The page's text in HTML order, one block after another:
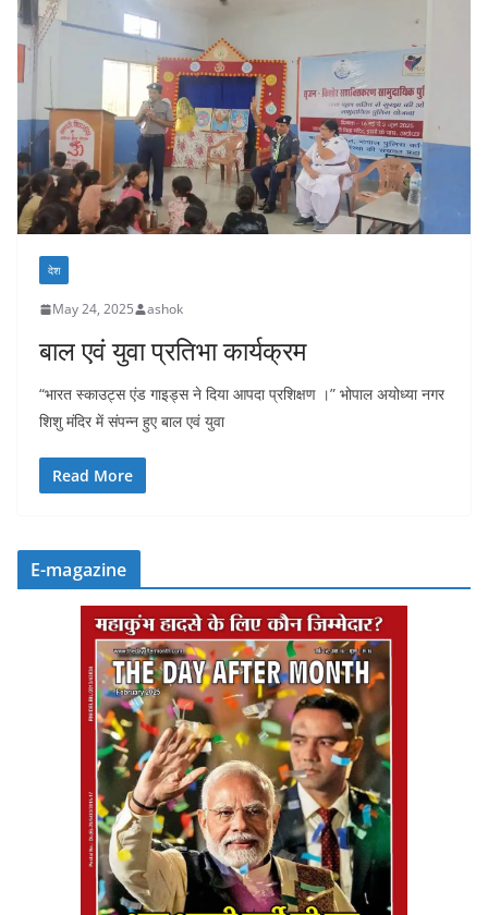
देश
May 24, 2025 ashok
बाल एवं युवा प्रतिभा कार्यक्रम
“भारत स्काउट्स एंड गाइड्स ने दिया आपदा प्रशिक्षण ।” भोपाल अयोध्या नगर
शिशु मंदिर में संपन्न हुए बाल एवं युवा
Read More
E-magazine